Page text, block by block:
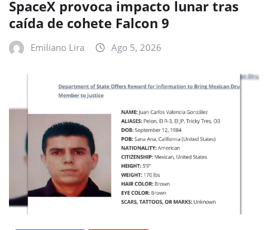
SpaceX provoca impacto lunar tras
caída de cohete Falcon 9
Emiliano Lira Ago 5, 2026